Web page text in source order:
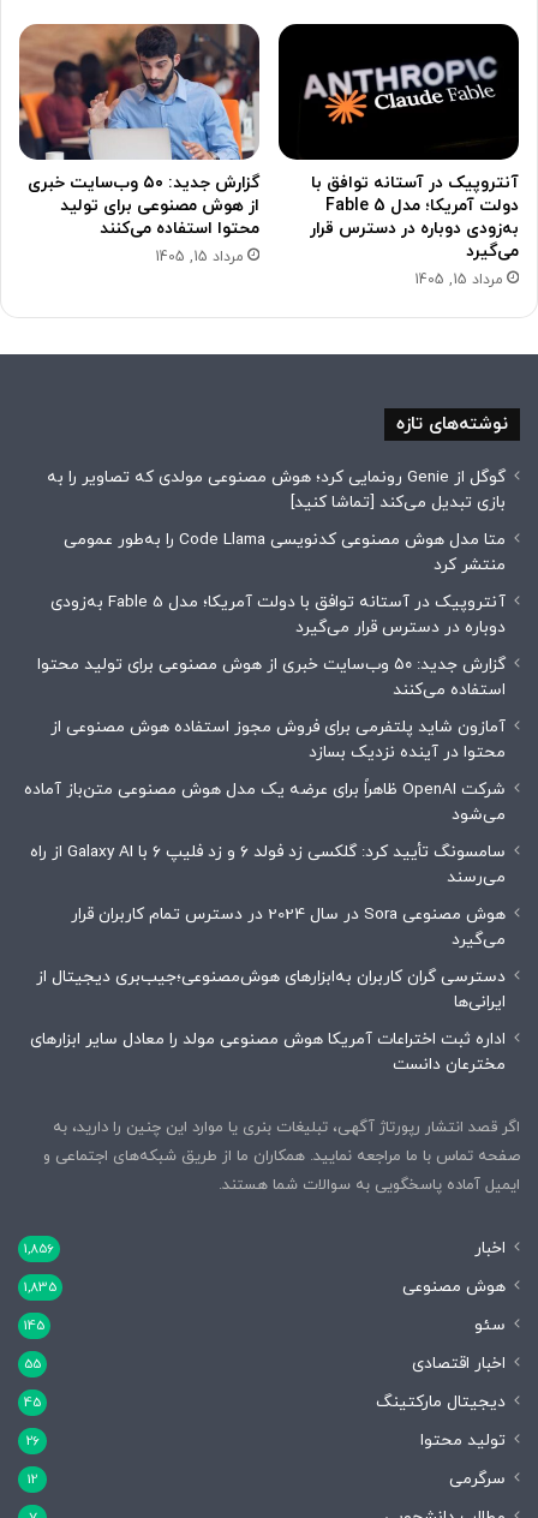
آنتروپیک در آستانه توافق با
دولت آمریکا؛ مدل Fable 5
به‌زودی دوباره در دسترس قرار
می‌گیرد
مرداد 15, 1405
گزارش جدید: ۵۰ وب‌سایت خبری
از هوش مصنوعی برای تولید
محتوا استفاده می‌کنند
مرداد 15, 1405
نوشته‌های تازه
گوگل از Genie رونمایی کرد؛ هوش مصنوعی مولدی که تصاویر را به
بازی تبدیل می‌کند [تماشا کنید]
متا مدل هوش مصنوعی کدنویسی Code Llama را به‌طور عمومی
منتشر کرد
آنتروپیک در آستانه توافق با دولت آمریکا؛ مدل Fable 5 به‌زودی
دوباره در دسترس قرار می‌گیرد
گزارش جدید: ۵۰ وب‌سایت خبری از هوش مصنوعی برای تولید محتوا
استفاده می‌کنند
آمازون شاید پلتفرمی برای فروش مجوز استفاده هوش مصنوعی از
محتوا در آینده نزدیک بسازد
شرکت OpenAI ظاهراً برای عرضه یک مدل هوش مصنوعی متن‌باز آماده
می‌شود
سامسونگ تأیید کرد: گلکسی زد فولد ۶ و زد فلیپ ۶ با Galaxy AI از راه
می‌رسند
هوش مصنوعی Sora در سال 2024 در دسترس تمام کاربران قرار
می‌گیرد
دسترسی گران کاربران به‌ابزارهای هوش‌مصنوعی؛جیب‌بری دیجیتال از
ایرانی‌ها
اداره ثبت اختراعات آمریکا هوش مصنوعی مولد را معادل سایر ابزارهای
مخترعان دانست
اگر قصد انتشار رپورتاژ آگهی، تبلیغات بنری یا موارد این چنین را دارید، به
صفحه تماس با ما مراجعه نمایید. همکاران ما از طریق شبکه‌های اجتماعی و
ایمیل آماده پاسخگویی به سوالات شما هستند.
اخبار 1,856
هوش مصنوعی 1,835
سئو 145
اخبار اقتصادی 55
دیجیتال مارکتینگ 45
تولید محتوا 26
سرگرمی 12